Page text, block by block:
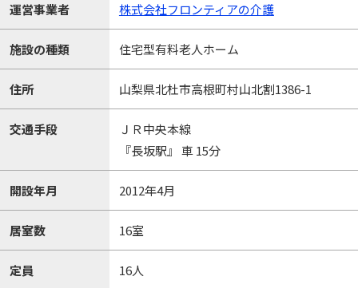
運営事業者 株式会社フロンティアの介護
施設の種類 住宅型有料老人ホーム
住所 山梨県北杜市高根町村山北割1386-1
交通手段
ＪＲ中央本線
『長坂駅』 車 15分
開設年月 2012年4月
居室数 16室
定員 16人